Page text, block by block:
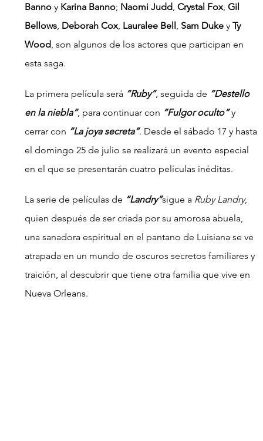
Banno y Karina Banno; Naomi Judd, Crystal Fox, Gil
Bellows, Deborah Cox, Lauralee Bell, Sam Duke y Ty
Wood, son algunos de los actores que participan en
esta saga.
La primera película será “Ruby”, seguida de “Destello
en la niebla”, para continuar con “Fulgor oculto” y
cerrar con “La joya secreta”. Desde el sábado 17 y hasta
el domingo 25 de julio se realizará un evento especial
en el que se presentarán cuatro películas inéditas.
La serie de películas de “Landry”sigue a Ruby Landry,
quien después de ser criada por su amorosa abuela,
una sanadora espiritual en el pantano de Luisiana se ve
atrapada en un mundo de oscuros secretos familiares y
traición, al descubrir que tiene otra familia que vive en
Nueva Orleans.